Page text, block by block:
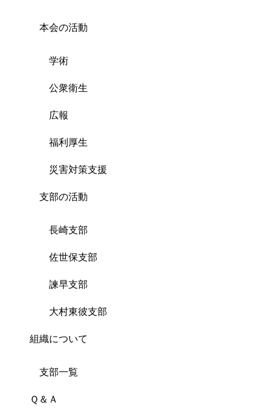
本会の活動
学術
公衆衛生
広報
福利厚生
災害対策支援
支部の活動
長崎支部
佐世保支部
諫早支部
大村東彼支部
組織について
支部一覧
Ｑ＆Ａ